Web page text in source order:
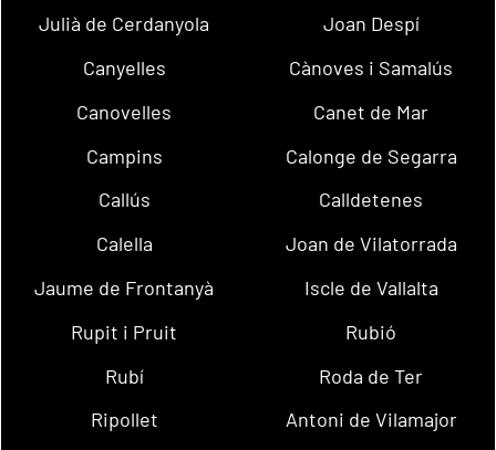
Julià de Cerdanyola
Joan Despí
Canyelles
Cànoves i Samalús
Canovelles
Canet de Mar
Campins
Calonge de Segarra
Callús
Calldetenes
Calella
Joan de Vilatorrada
Jaume de Frontanyà
Iscle de Vallalta
Rupit i Pruit
Rubió
Rubí
Roda de Ter
Ripollet
Antoni de Vilamajor